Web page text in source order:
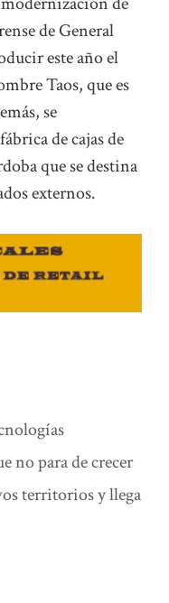
de General
este año el
Taos, que es
se
de cajas de
que se destina
externos.
no para de crecer
territorios y llega